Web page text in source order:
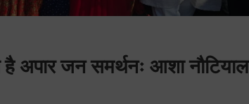
है अपार जन समर्थनः आशा नौटियाल